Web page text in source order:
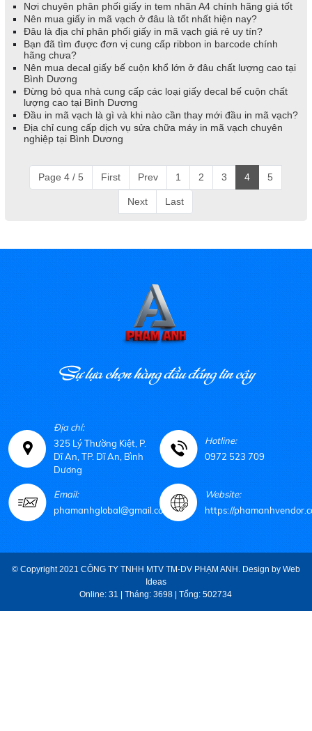
Nơi chuyên phân phối giấy in tem nhãn A4 chính hãng giá tốt
Nên mua giấy in mã vạch ở đâu là tốt nhất hiện nay?
Đâu là địa chỉ phân phối giấy in mã vạch giá rẻ uy tín?
Bạn đã tìm được đơn vị cung cấp ribbon in barcode chính
hãng chưa?
Nên mua decal giấy bế cuộn khổ lớn ở đâu chất lượng cao tại
Bình Dương
Đừng bỏ qua nhà cung cấp các loại giấy decal bế cuộn chất
lượng cao tại Bình Dương
Đầu in mã vạch là gì và khi nào cần thay mới đầu in mã vạch?
Địa chỉ cung cấp dịch vụ sửa chữa máy in mã vạch chuyên
nghiệp tại Bình Dương
Page 4 / 5 First Prev 1 2 3 4 5
Next Last
Sự lựa chọn hàng đầu đáng tin cậy
Địa chỉ:
325 Lý Thường Kiệt, P.
Dĩ An, TP. Dĩ An, Bình
Dương
Hotline:
0972 523 709
Email:
phamanhglobal@gmail.com
Website:
https://
© Copyright 2021 CÔNG TY TNHH MTV TM-DV PHẠM ANH. Design by Web
Ideas
Online: 31 | Tháng: 3698 | Tổng: 502734